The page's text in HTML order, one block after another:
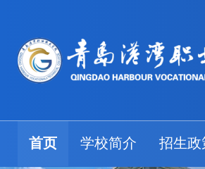
首页 学校简介 招生政